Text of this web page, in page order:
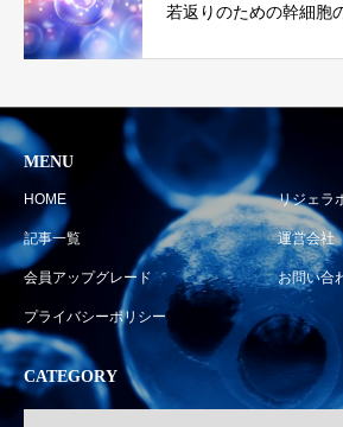
若返りのための幹細胞
MENU
HOME リジェラ
記事一覧 運営会社
会員アップグレード お問い合
プライバシーポリシー
CATEGORY